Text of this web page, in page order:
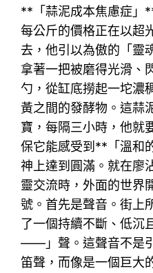
**「蒜泥成本焦慮症」
每公斤的價格正在以超
去，他引以為傲的「靈
拿著一把被磨得光滑、
勺，從缸底撈起一坨濃
黃之間的發酵物。這蒜
寶，每隔三小時，他就
保它能感受到**「溫和
神上達到圓滿。就在廖
靈交流時，外面的世界
號。首先是聲音。街上
了一個持續不斷、低
——」聲。這聲音不是
笛聲，而像是一個巨大